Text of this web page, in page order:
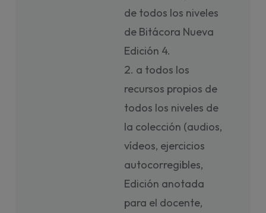
de todos los niveles
de Bitácora Nueva
Edición 4.
a todos los
recursos propios de
todos los niveles de
la colección (audios,
vídeos, ejercicios
autocorregibles,
Edición anotada
para el docente,